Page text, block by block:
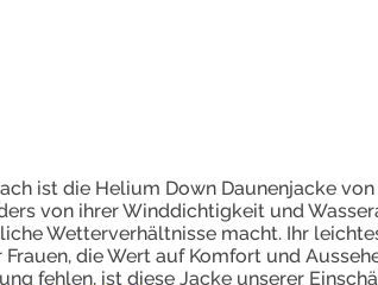
ist die Helium Down Daunenjacke
von ihrer Winddichtigkeit und
Wetterverhältnisse macht. Ihr
die Wert auf Komfort und
fehlen, ist diese Jacke unserer